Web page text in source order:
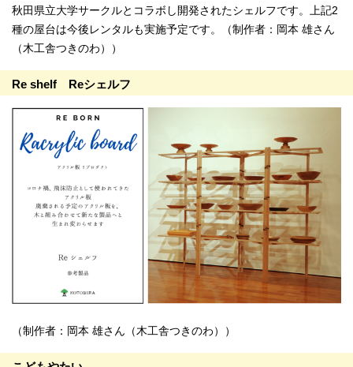
秋田県立大学サークルとコラボし開発されたシェルフです。上記2
種の屋台は今後レンタルも実施予定です。（制作者：岡本 雄さん
（木工舎つきのわ））
Re shelf Reシェルフ
（制作者：岡本 雄さん（木工舎つきのわ））